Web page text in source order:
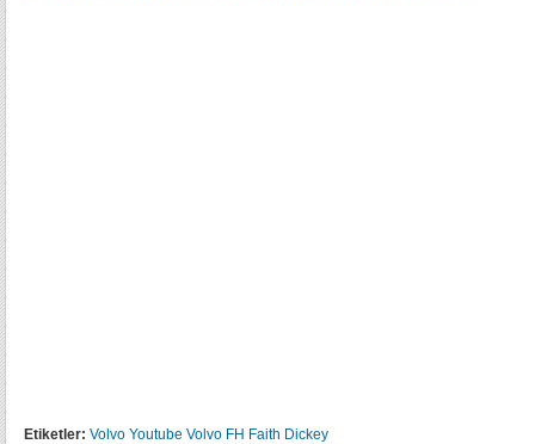
Etiketler: Volvo Youtube Volvo FH Faith Dickey